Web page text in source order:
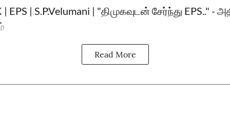
EPS | S.P.Velumani | "திமுகவுடன் சேர்ந்து EPS.." -
Read More